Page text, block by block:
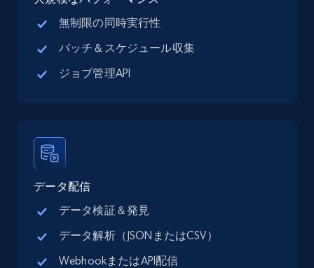
無制限の同時実行性
バッチ＆スケジュール収集
ジョブ管理API
データ配信
データ検証＆発見
データ解析（JSONまたはCSV）
WebhookまたはAPI配信